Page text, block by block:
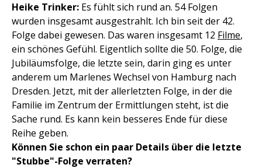
Heike Trinker: Es fühlt sich rund an. 54 Folgen
wurden insgesamt ausgestrahlt. Ich bin seit der 42.
Folge dabei gewesen. Das waren insgesamt 12 Filme,
ein schönes Gefühl. Eigentlich sollte die 50. Folge, die
Jubiläumsfolge, die letzte sein, darin ging es unter
anderem um Marlenes Wechsel von Hamburg nach
Dresden. Jetzt, mit der allerletzten Folge, in der die
Familie im Zentrum der Ermittlungen steht, ist die
Sache rund. Es kann kein besseres Ende für diese
Reihe geben.
Können Sie schon ein paar Details über die letzte
"Stubbe"-Folge verraten?